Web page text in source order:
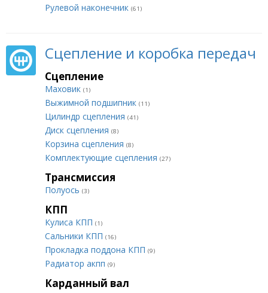
Рулевой наконечник (61)
Сцепление и коробка передач
Сцепление
Маховик (1)
Выжимной подшипник (11)
Цилиндр сцепления (41)
Диск сцепления (8)
Корзина сцепления (8)
Комплектующие сцепления (27)
Трансмиссия
Полуось (3)
КПП
Кулиса КПП (1)
Сальники КПП (16)
Прокладка поддона КПП (9)
Радиатор акпп (9)
Карданный вал